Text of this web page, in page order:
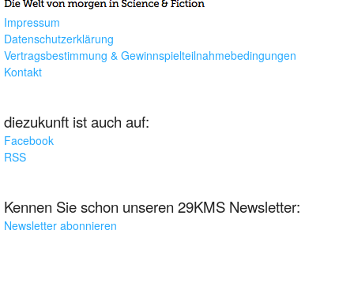
Impressum
Datenschutzerklärung
Vertragsbestimmung & Gewinnspielteilnahmebedingungen
Kontakt
diezukunft ist auch auf:
Facebook
RSS
Kennen Sie schon unseren 29KMS Newsletter:
Newsletter abonnieren